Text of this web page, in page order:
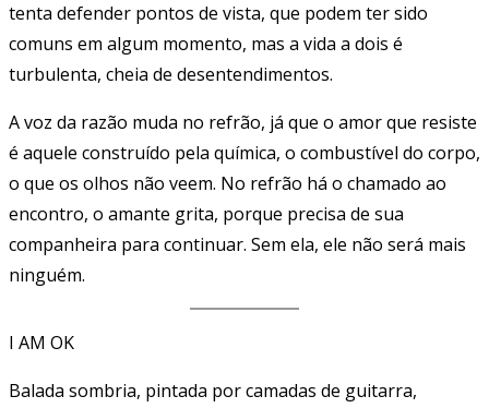
tenta defender pontos de vista, que podem ter sido
comuns em algum momento, mas a vida a dois é
turbulenta, cheia de desentendimentos.
A voz da razão muda no refrão, já que o amor que resiste
é aquele construído pela química, o combustível do corpo,
o que os olhos não veem. No refrão há o chamado ao
encontro, o amante grita, porque precisa de sua
companheira para continuar. Sem ela, ele não será mais
ninguém.
I AM OK
Balada sombria, pintada por camadas de guitarra,